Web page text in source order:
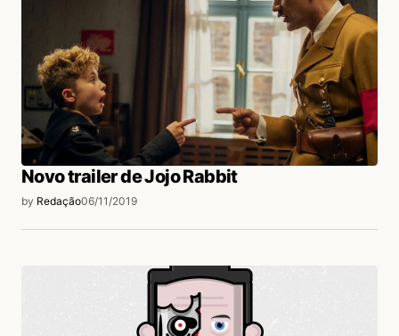
Novo trailer de Jojo Rabbit
by Redação06/11/2019